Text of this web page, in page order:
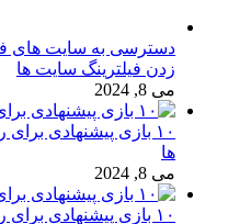
دسترسی به سایت های
زدن فیلترینگ سایت ها
می 8, 2024
ها
می 8, 2024